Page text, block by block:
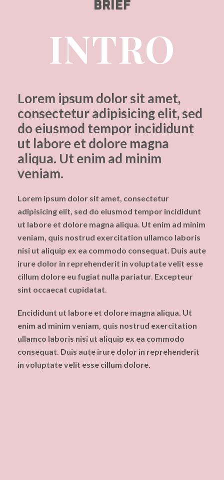
BRIEF
INTRO
Lorem ipsum dolor sit amet,
consectetur adipisicing elit, sed
do eiusmod tempor incididunt
ut labore et dolore magna
aliqua. Ut enim ad minim
veniam.
Lorem ipsum dolor sit amet, consectetur
adipisicing elit, sed do eiusmod tempor incididunt
ut labore et dolore magna aliqua. Ut enim ad minim
veniam, quis nostrud exercitation ullamco laboris
nisi ut aliquip ex ea commodo consequat. Duis aute
irure dolor in reprehenderit in voluptate velit esse
cillum dolore eu fugiat nulla pariatur. Excepteur
sint occaecat cupidatat.
Encididunt ut labore et dolore magna aliqua. Ut
enim ad minim veniam, quis nostrud exercitation
ullamco laboris nisi ut aliquip ex ea commodo
consequat. Duis aute irure dolor in reprehenderit
in voluptate velit esse cillum dolore.